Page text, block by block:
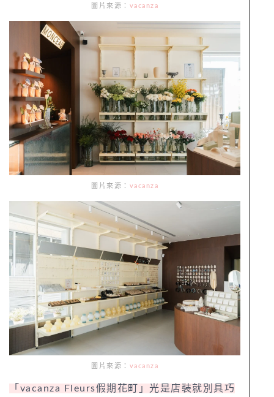
圖片來源： vacanza
圖片來源： vacanza
圖片來源： vacanza
「vacanza Fleurs假期花町」光是店裝就別具巧